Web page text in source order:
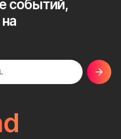
событий,